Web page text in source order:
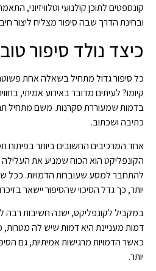
קונספטים לתוכן קולנועי וטלוויזיוני,
ובחינת הדרך שבה סיפור מצליח ליצור
כיצד נולד סיפור טוב
כל סיפור גדול מתחיל בשאלה אחת
קיומו? לעיתים מדובר באירוע אמיתי,
בדמות שמעוררת סקרנות. משם מתחיל
כתיבה ושכתוב.
אחד המרכיבים החשובים ביותר בפיתוח
הקונפליקט הוא הכוח שמניע את
להתחבר למסע שעוברות הדמויות. ככל
יותר, כך גדל הסיכוי שהסיפור יישאר
במקביל לקונפליקט, ישנה חשיבות רבה
דמות מעניינת היא דמות שיש לה מטרות,
כאשר הדמויות מרגישות אמיתיות, גם
יותר.